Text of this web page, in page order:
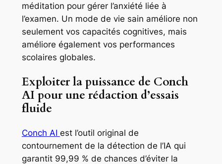
méditation pour gérer l’anxiété liée à
l’examen. Un mode de vie sain améliore non
seulement vos capacités cognitives, mais
améliore également vos performances
scolaires globales.
Exploiter la puissance de Conch
AI pour une rédaction d’essais
fluide
Conch AI est l’outil original de
contournement de la détection de l’IA qui
garantit 99,99 % de chances d’éviter la